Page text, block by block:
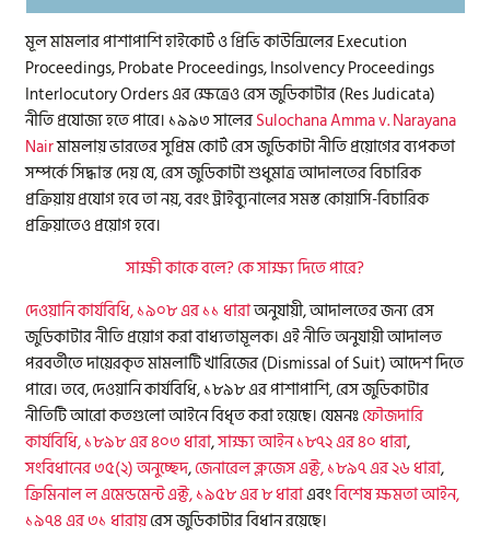
মূল মামলার পাশাপাশি হাইকোর্ট ও প্রিভি কাউন্সিলের Execution
Proceedings, Probate Proceedings, Insolvency Proceedings
Interlocutory Orders এর ক্ষেত্রেও রেস জুডিকাটার (Res Judicata)
নীতি প্রযোজ্য হতে পারে। ১৯৯৩ সালেরSulochana Amma v. Narayana
Nairমামলায় ভারতের সুপ্রিম কোর্ট রেস জুডিকাটা নীতি প্রয়োগের ব্যপকতা
সম্পর্কে সিদ্ধান্ত দেয় যে, রেস জুডিকাটা শুধুমাত্র আদালতের বিচারিক
প্রক্রিয়ায় প্রযোগ হবে তা নয়, বরং ট্রাইব্যুনালের সমস্ত কোয়াসি-বিচারিক
প্রক্রিয়াতেও প্রয়োগ হবে।
সাক্ষী কাকে বলে? কে সাক্ষ্য দিতে পারে?
দেওয়ানি কার্যবিধি, ১৯০৮ এর ১১ ধারাঅনুযায়ী, আদালতের জন্য রেস
জুডিকাটার নীতি প্রয়োগ করা বাধ্যতামূলক। এই নীতি অনুযায়ী আদালত
পরবর্তীতে দায়েরকৃত মামলাটি খারিজের (Dismissal of Suit) আদেশ দিতে
পারে। তবে, দেওয়ানি কার্যবিধি, ১৮৯৮ এর পাশাপাশি, রেস জুডিকাটার
নীতিটি আরো কতগুলো আইনে বিধৃত করা হয়েছে। যেমনঃফৌজদারি
কার্যবিধি, ১৮৯৮ এর ৪০৩ ধারা,সাক্ষ্য আইন ১৮৭২ এর ৪০ ধারা,
সংবিধানের ৩৫(২) অনুচ্ছেদ,জেনারেল ক্লজেস এক্ট, ১৮৯৭ এর ২৬ ধারা,
ক্রিমিনাল ল এমেন্ডমেন্ট এক্ট, ১৯৫৮ এর ৮ ধারাএবংবিশেষ ক্ষমতা আইন,
১৯৭৪ এর ৩১ ধারায়রেস জুডিকাটার বিধান রয়েছে।